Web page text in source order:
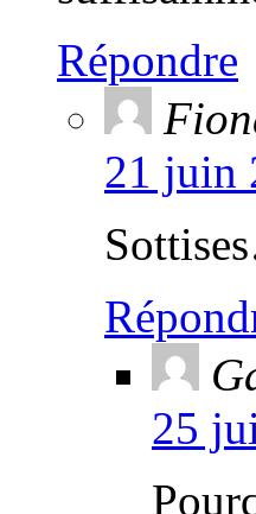
Répondre
21 juin
25